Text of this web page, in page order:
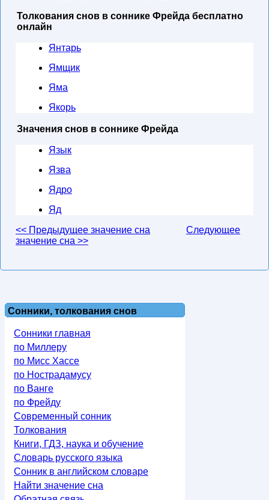
Толкования снов в соннике Фрейда бесплатно
онлайн
Янтарь
Ямщик
Яма
Якорь
Значения снов в соннике Фрейда
Язык
Язва
Ядро
Яд
<< Предыдущее значение сна
Следующее
значение сна >>
Сонники, толкования снов
Сонники главная
по Миллеру
по Мисс Хассе
по Нострадамусу
по Ванге
по Фрейду
Современный сонник
Толкования
Книги, ГДЗ, наука и обучение
Словарь русского языка
Сонник в английском словаре
Найти значение сна